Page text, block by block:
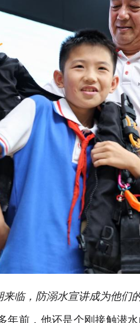
临，防溺水宣讲成为他们
年前，他还是个刚接触潜